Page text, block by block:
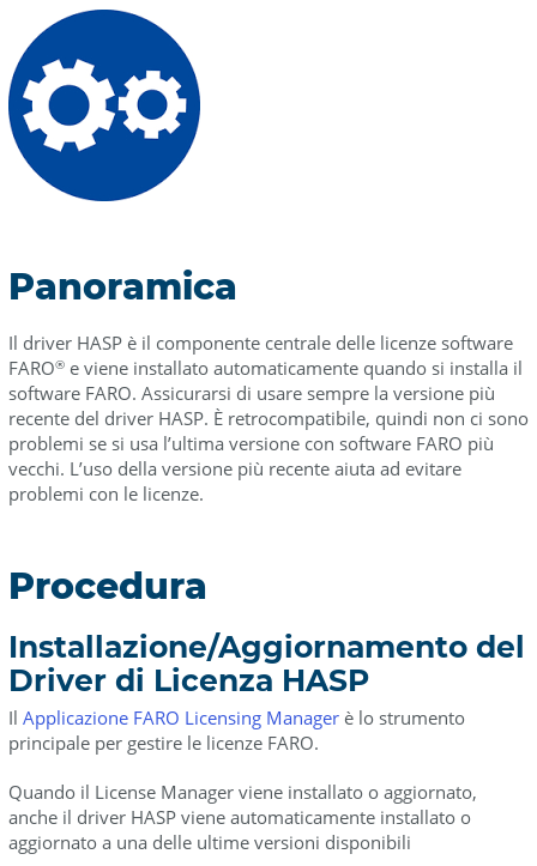
Driver
Licenza
Legacy
HASP
e
RUS
file
Verificare
il
numero
di
versione
HASP
numero
di
versione
del
RUS
Disinstallare
il
driver
Panoramica
Il driver HASP è il componente centrale delle licenze software
FARO®e viene installato automaticamente quando si installa il
software FARO. Assicurarsi di usare sempre la versione più
recente del driver HASP. È retrocompatibile, quindi non ci sono
problemi se si usa l’ultima versione con software FARO più
vecchi. L’uso della versione più recente aiuta ad evitare
problemi con le licenze.
Procedura
Installazione/Aggiornamento del
Driver di Licenza HASP
Il Applicazione FARO Licensing Managerè lo strumento
principale per gestire le licenze FARO.
Quando il License Manager viene installato o aggiornato,
anche il driver HASP viene automaticamente installato o
aggiornato a una delle ultime versioni disponibili